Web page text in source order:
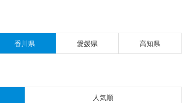
香川県 愛媛県 高知県
人気順